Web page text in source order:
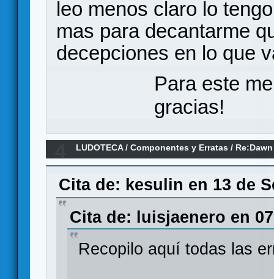
leo menos claro lo
mas para decantarme
decepciones en lo que
Para este
gracias!
LUDOTECA/Componentes y Erratas /
Cita de: kesulin en 13 de
Cita de: luisjaenero en
Recopilo aquí todas las